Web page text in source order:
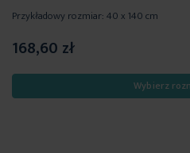
Przykładowy rozmiar: 40 x 140 cm
168,60 zł
Wybierz